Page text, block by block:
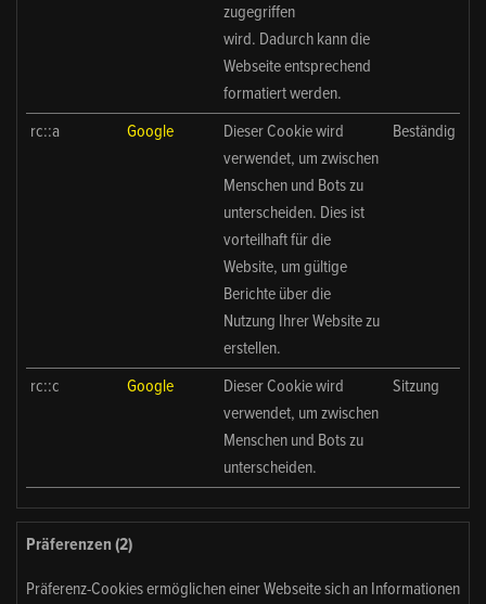
zugegriffen
wird. Dadurch kann die
Webseite entsprechend
formatiert werden.
rc::a Google
Dieser Cookie wird
verwendet, um zwischen
Menschen und Bots zu
unterscheiden. Dies ist
vorteilhaft für die
Website, um gültige
Berichte über die
Nutzung Ihrer Website zu
erstellen.
Beständig
rc::c Google
Dieser Cookie wird
verwendet, um zwischen
Menschen und Bots zu
unterscheiden.
Sitzung
Präferenzen (2)
Präferenz-Cookies ermöglichen einer Webseite sich an Informationen